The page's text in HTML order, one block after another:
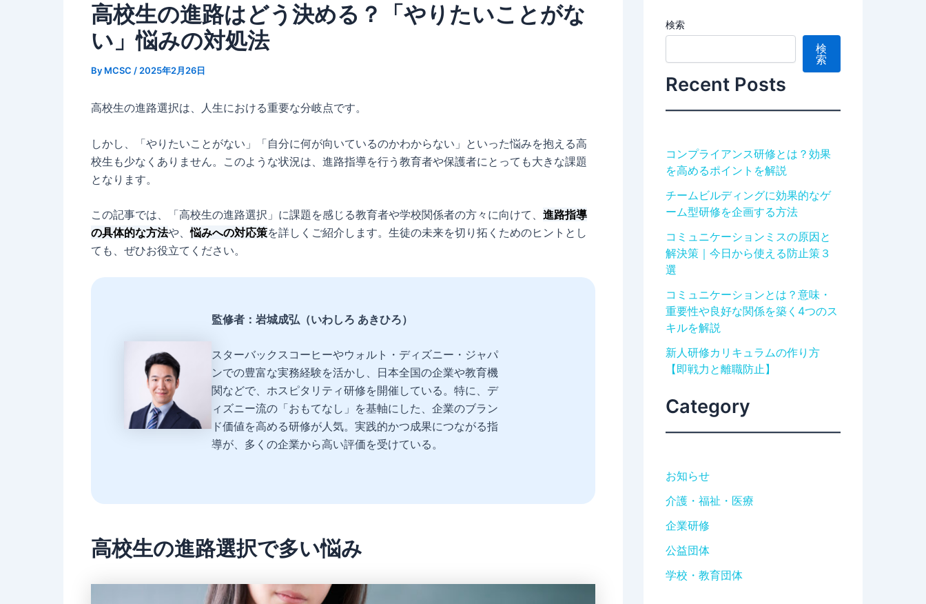
高校生の進路はどう決める？「やりたいことがな
い」悩みの対処法
By MCSC / 2025年2月26日
高校生の進路選択は、人生における重要な分岐点です。
しかし、「やりたいことがない」「自分に何が向いているのかわからない」といった悩みを抱える高
校生も少なくありません。このような状況は、進路指導を行う教育者や保護者にとっても大きな課題
となります。
この記事では、「高校生の進路選択」に課題を感じる教育者や学校関係者の方々に向けて、 進路指導
の具体的な方法や、悩みへの対応策を詳しくご紹介します。生徒の未来を切り拓くためのヒントとし
ても、ぜひお役立てください。
監修者：岩城成弘（いわしろ あきひろ）
スターバックスコーヒーやウォルト・ディズニー・ジャパ
ンでの豊富な実務経験を活かし、日本全国の企業や教育機
関などで、ホスピタリティ研修を開催している。特に、デ
ィズニー流の「おもてなし」を基軸にした、企業のブラン
ド価値を高める研修が人気。実践的かつ成果につながる指
導が、多くの企業から高い評価を受けている。
高校生の進路選択で多い悩み
検索
検
索
Recent Posts
コンプライアンス研修とは？効果
を高めるポイントを解説
チームビルディングに効果的なゲ
ーム型研修を企画する方法
コミュニケーションミスの原因と
解決策｜今日から使える防止策３
選
コミュニケーションとは？意味・
重要性や良好な関係を築く4つのス
キルを解説
新人研修カリキュラムの作り方
【即戦力と離職防止】
Category
お知らせ
介護・福祉・医療
企業研修
公益団体
学校・教育団体